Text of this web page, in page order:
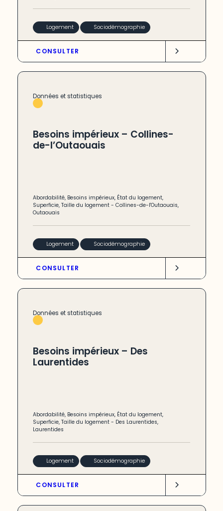
Logement Sociodémographie
CONSULTER
Données et statistiques
Besoins impérieux – Collines-
de-l’Outaouais
Abordabilité, Besoins impérieux, État du logement,
Superficie,Taille du logement -Collines-de-l'Outaouais,
Outaouais
Logement Sociodémographie
CONSULTER
Données et statistiques
Besoins impérieux – Des
Laurentides
Abordabilité, Besoins impérieux, État du logement,
Superficie,Taille du logement - Des Laurentides,
Laurentides
Logement Sociodémographie
CONSULTER